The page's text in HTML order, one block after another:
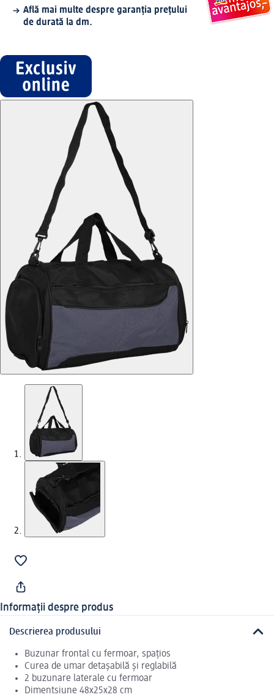
Află mai multe despre garanția prețului
de durată la dm.
Informații despre produs
Descrierea produsului
Buzunar frontal cu fermoar, spațios
Curea de umar detașabilă și reglabilă
2 buzunare laterale cu fermoar
Dimentsiune 48x25x28 cm